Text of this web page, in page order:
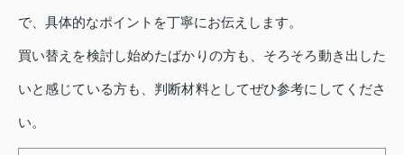
で、具体的なポイントを丁寧にお伝えします。
買い替えを検討し始めたばかりの方も、そろそろ動き出した
いと感じている方も、判断材料としてぜひ参考にしてくださ
い。